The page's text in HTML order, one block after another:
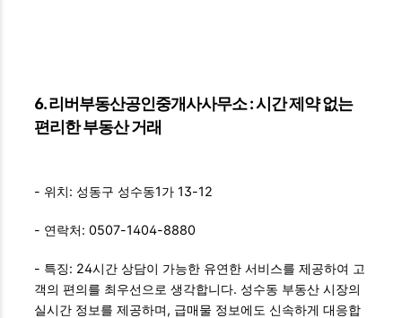
6. 리버부동산공인중개사사무소 : 시간 제약 없는
편리한 부동산 거래
- 위치: 성동구 성수동1가 13-12
- 연락처: 0507-1404-8880
- 특징: 24시간 상담이 가능한 유연한 서비스를 제공하여 고
객의 편의를 최우선으로 생각합니다. 성수동 부동산 시장의
실시간 정보를 제공하며, 급매물 정보에도 신속하게 대응합